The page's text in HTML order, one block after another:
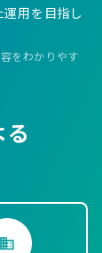
用を目指し
をわかりやす